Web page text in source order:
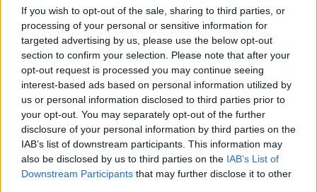
If you wish to opt-out of the sale, sharing to third parties, or
processing of your personal or sensitive information for
targeted advertising by us, please use the below opt-out
section to confirm your selection. Please note that after your
opt-out request is processed you may continue seeing
interest-based ads based on personal information utilized by
us or personal information disclosed to third parties prior to
your opt-out. You may separately opt-out of the further
disclosure of your personal information by third parties on the
IAB’s list of downstream participants. This information may
also be disclosed by us to third parties on the IAB’s List of
Downstream Participants that may further disclose it to other
ANZEIGE